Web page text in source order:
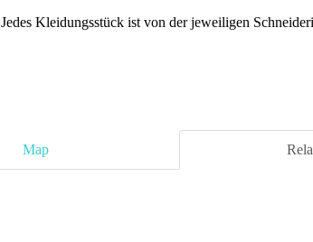
Jedes Kleidungsstück ist von der jeweiligen
Map